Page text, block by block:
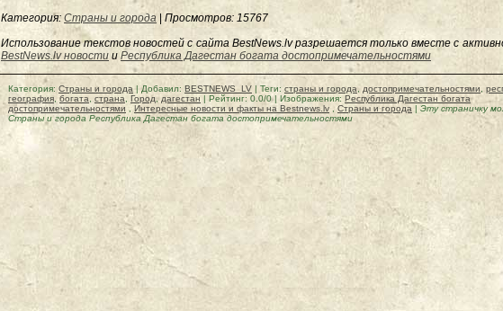
Категория: Страны и города | Просмотров: 15767
Использование текстов новостей с сайта BestNews.lv разрешается только вместе с
BestNews.lv новости и Республика Дагестан богата достопримечательностями
Категория: Страны и города | Добавил: BESTNEWS_LV | Теги: страны и города достопримечательностями
география богата страна Город, дагестан | Рейтинг: 0.0/0| Изображения: Республика Дагестан богата
достопримечательностями
Интересные новости и факты на Bestnews.lv Страны и города | Эту страничку
Страны и города Республика Дагестан богата достопримечательностями